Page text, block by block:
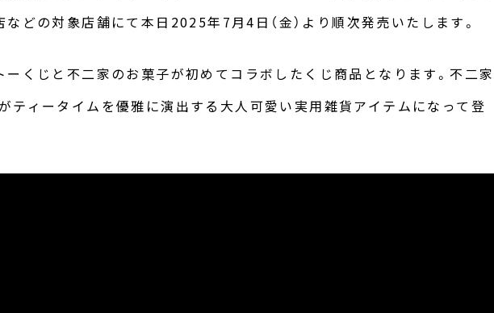
などの対象店舗にて本日2025年7月4日（金）より順次発売いたします。
ーくじと不二家のお菓子が初めてコラボしたくじ商品となります。不二家
ティータイムを優雅に演出する大人可愛い実用雑貨アイテムになって登